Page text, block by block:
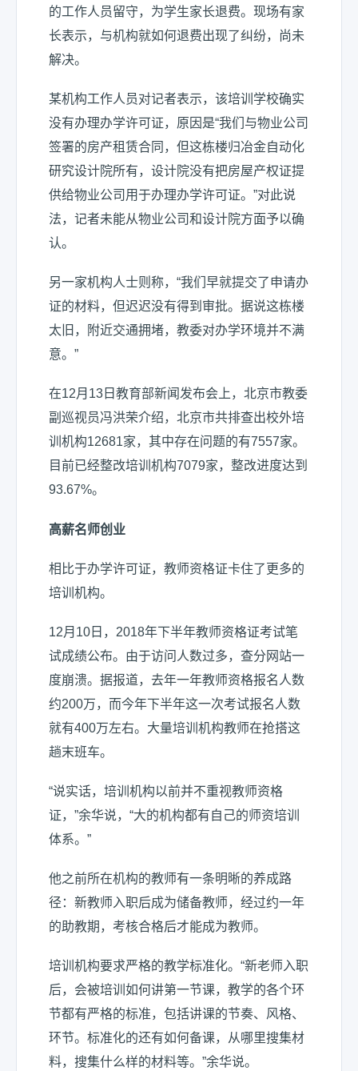
的工作人员留守，为学生家长退费。现场有家
长表示，与机构就如何退费出现了纠纷，尚未
解决。
某机构工作人员对记者表示，该培训学校确实
没有办理办学许可证，原因是“我们与物业公司
签署的房产租赁合同，但这栋楼归冶金自动化
研究设计院所有，设计院没有把房屋产权证提
供给物业公司用于办理办学许可证。”对此说
法，记者未能从物业公司和设计院方面予以确
认。
另一家机构人士则称，“我们早就提交了申请办
证的材料，但迟迟没有得到审批。据说这栋楼
太旧，附近交通拥堵，教委对办学环境并不满
意。”
在12月13日教育部新闻发布会上，北京市教委
副巡视员冯洪荣介绍，北京市共排查出校外培
训机构12681家，其中存在问题的有7557家。
目前已经整改培训机构7079家，整改进度达到
93.67%。
高薪名师创业
相比于办学许可证，教师资格证卡住了更多的
培训机构。
12月10日，2018年下半年教师资格证考试笔
试成绩公布。由于访问人数过多，查分网站一
度崩溃。据报道，去年一年教师资格报名人数
约200万，而今年下半年这一次考试报名人数
就有400万左右。大量培训机构教师在抢搭这
趟末班车。
“说实话，培训机构以前并不重视教师资格
证，”余华说，“大的机构都有自己的师资培训
体系。”
他之前所在机构的教师有一条明晰的养成路
径：新教师入职后成为储备教师，经过约一年
的助教期，考核合格后才能成为教师。
培训机构要求严格的教学标准化。“新老师入职
后，会被培训如何讲第一节课，教学的各个环
节都有严格的标准，包括讲课的节奏、风格、
环节。标准化的还有如何备课，从哪里搜集材
料，搜集什么样的材料等。”余华说。